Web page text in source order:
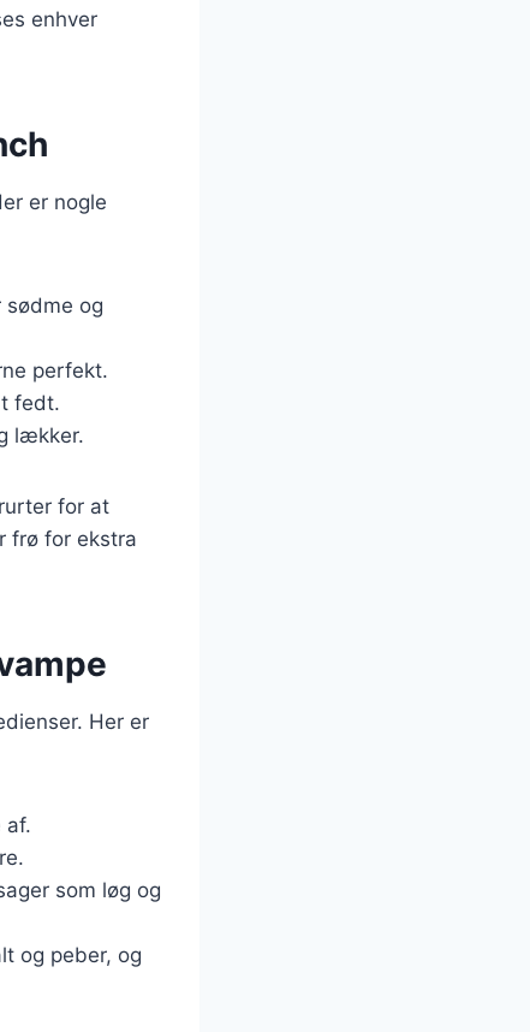
enhver
er nogle
og
perfekt.
fedt.
lækker.
for at
frø for ekstra
Her er
af.
som løg og
og peber, og